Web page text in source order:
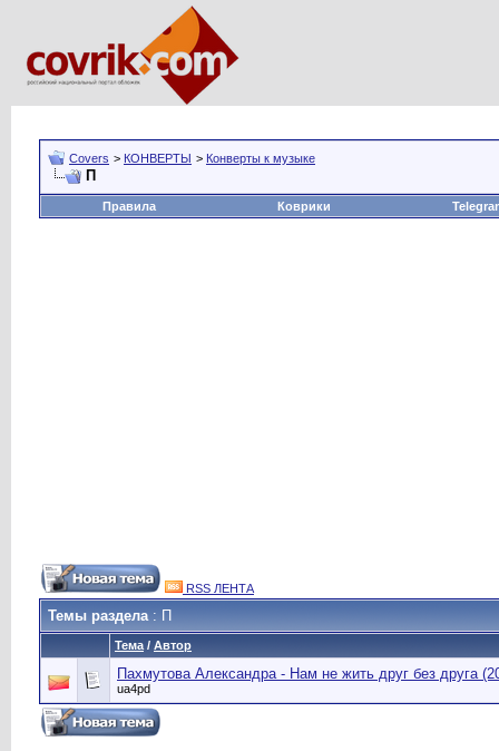
Covers > КОНВЕРТЫ > Конверты к музыке
П
Правила Коврики
RSS ЛЕНТА
Темы раздела: П
Тема / Автор
Пахмутова Александра - Нам не жить друг без друга
ua4pd